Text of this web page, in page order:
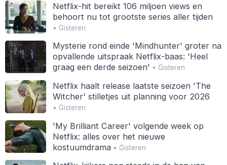
Netflix-hit bereikt 106 miljoen views en
behoort nu tot grootste series aller tijden
• Gisteren
Mysterie rond einde 'Mindhunter' groter na
opvallende uitspraak Netflix-baas: 'Heel
graag een derde seizoen' • Gisteren
Netflix haalt release laatste seizoen 'The
Witcher' stilletjes uit planning voor 2026
• Gisteren
'My Brilliant Career' volgende week op
Netflix: alles over het nieuwe
kostuumdrama• Gisteren